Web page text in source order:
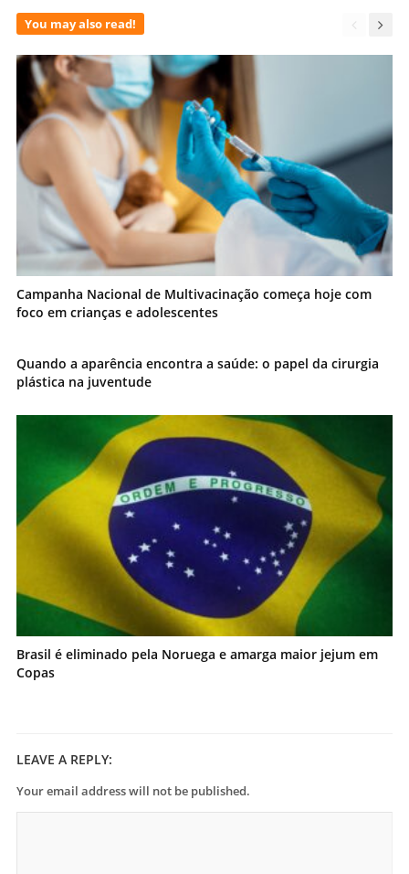
You may also read!
Campanha Nacional de Multivacinação começa hoje com
foco em crianças e adolescentes
Quando a aparência encontra a saúde: o papel da cirurgia
plástica na juventude
Brasil é eliminado pela Noruega e amarga maior jejum em
Copas
LEAVE A REPLY:
Your email address will not be published.